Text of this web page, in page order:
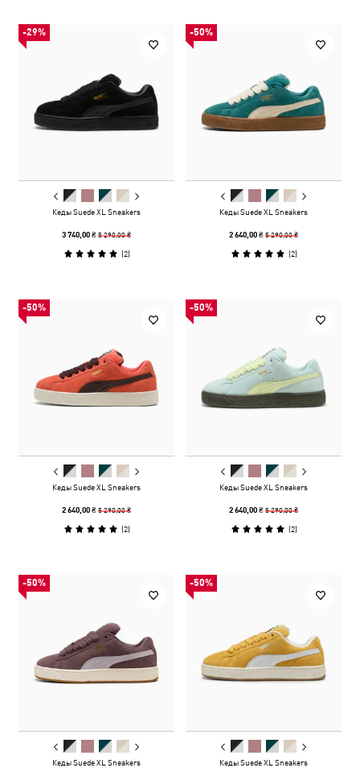
-29%
Кеды Suede XL Sneakers
3 740,00 ₴5 290,00 ₴
(2)
-50%
Кеды Suede XL Sneakers
2 640,00 ₴5 290,00 ₴
(2)
-50%
Кеды Suede XL Sneakers
2 640,00 ₴5 290,00 ₴
(2)
-50%
Кеды Suede XL Sneakers
2 640,00 ₴5 290,00 ₴
(2)
-50%
Кеды Suede XL Sneakers
-50%
Кеды Suede XL Sneakers